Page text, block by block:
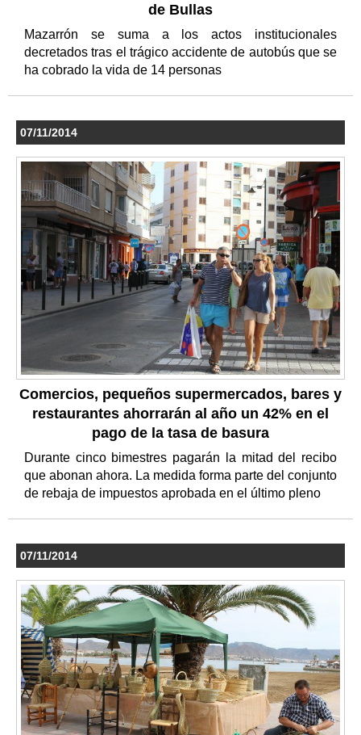
de Bullas
Mazarrón se suma a los actos institucionales
decretados tras el trágico accidente de autobús que se
ha cobrado la vida de 14 personas
07/11/2014
Comercios, pequeños supermercados, bares y
restaurantes ahorrarán al año un 42% en el
pago de la tasa de basura
Durante cinco bimestres pagarán la mitad del recibo
que abonan ahora. La medida forma parte del conjunto
de rebaja de impuestos aprobada en el último pleno
07/11/2014